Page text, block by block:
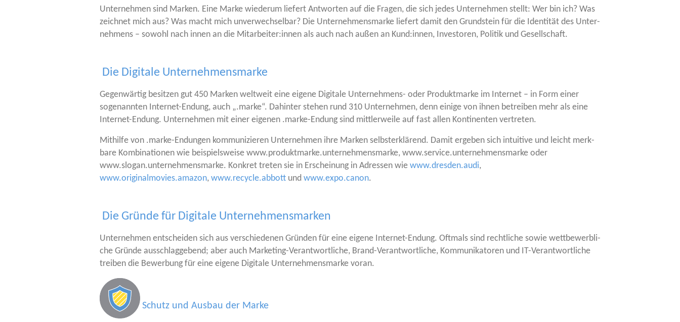
Unter­neh­men sind Mar­ken. Eine Mar­ke wie­der­um lie­fert Ant­wor­ten auf die Fra­gen, die sich jedes Unter­neh­men stellt: Wer bin ich? Was
zeich­net mich aus? Was macht mich unver­wech­sel­bar? Die Unter­neh­mens­mar­ke lie­fert damit den Grund­stein für die Iden­ti­tät des Unter­
neh­mens – sowohl nach innen an die Mitarbeiter:innen als auch nach außen an Kund:innen, Inves­to­ren, Poli­tik und Gesellschaft.
Die Digitale Unternehmensmarke
Gegen­wär­tig besit­zen gut 450 Mar­ken welt­weit eine eige­ne Digi­ta­le Unter­neh­mens- oder Pro­dukt­mar­ke im Inter­net – in Form einer
soge­nann­ten Inter­net-Endung, auch „.mar­ke“. Dahin­ter ste­hen rund 310 Unter­neh­men, denn eini­ge von ihnen betrei­ben mehr als eine
Inter­net-Endung. Unter­neh­men mit einer eige­nen .mar­ke-Endung sind mitt­ler­wei­le auf fast allen Kon­ti­nen­ten vertreten.
Mit­hil­fe von .mar­ke-Endun­gen kom­mu­ni­zie­ren Unter­neh­men ihre Mar­ken selbst­er­klä­rend. Damit erge­ben sich intui­ti­ve und leicht merk­
ba­re Kom­bi­na­tio­nen wie bei­spiels­wei­se www.produktmarke.unternehmensmarke, www.service.unternehmensmarke oder
www.slogan.unternehmensmarke. Kon­kret tre­ten sie in Erschei­nung in Adres­sen wie www.dresden.audi,
www.originalmovies.amazon, www.recycle.abbott und www.expo.canon.
Die Gründe für Digitale Unternehmensmarken
Unter­neh­men ent­schei­den sich aus ver­schie­de­nen Grün­den für eine eige­ne Inter­net-Endung. Oft­mals sind recht­li­che sowie wett­be­werb­li­
che Grün­de aus­schlag­ge­bend; aber auch Mar­ke­ting-Ver­ant­wort­li­che, Brand-Ver­ant­wort­li­che, Kom­mu­ni­ka­to­ren und IT-Ver­ant­wort­li­che
trei­ben die Bewer­bung für eine eige­ne Digi­ta­le Unter­neh­mens­mar­ke voran.
Schutz und Ausbau der Marke